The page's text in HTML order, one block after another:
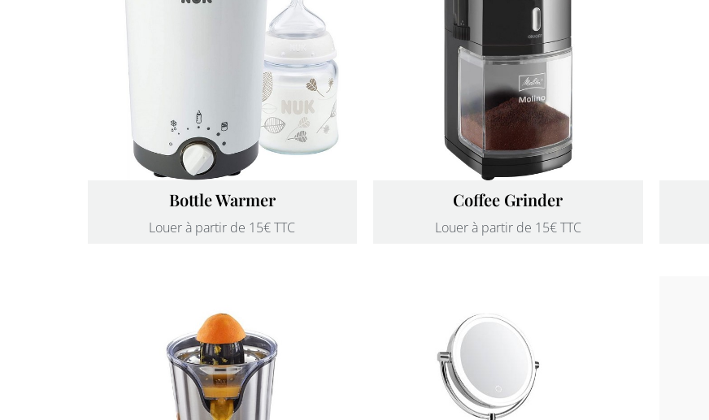
Bottle Warmer
Louer à partir de 15€ TTC
Coffee Grinder
Louer à partir de 15€ TTC